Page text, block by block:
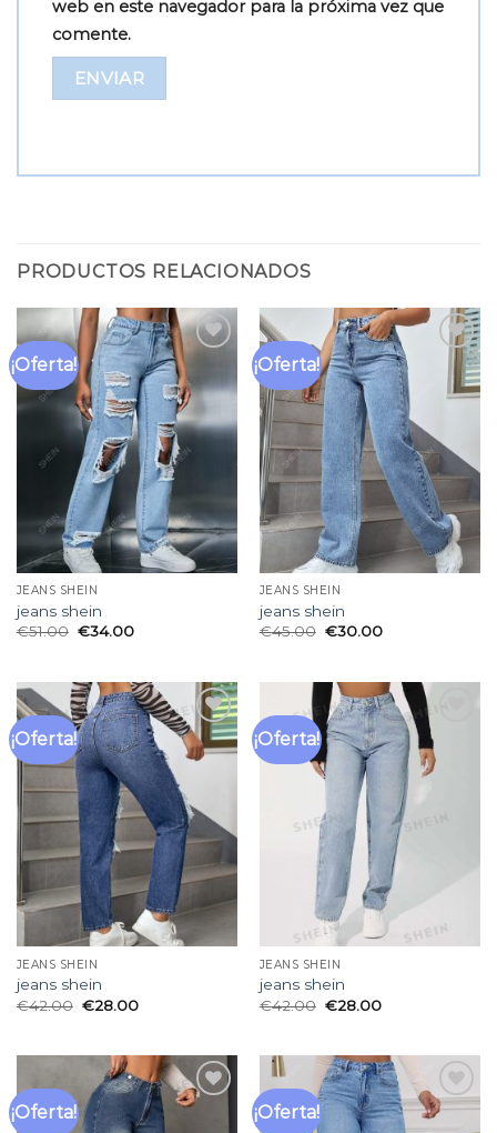
web en este navegador para la próxima vez que
comente.
PRODUCTOS RELACIONADOS
¡Oferta!
Añadir
lista
deseos
JEANS SHEIN
jeans shein
€51.00 €34.00
¡Oferta!
Añadir
lista
JEANS SHEIN
jeans shein
€45.00 €30.00
¡Oferta!
Añadir
a la
deseos
JEANS SHEIN
jeans shein
€42.00 €28.00
¡Oferta!
Añadir
JEANS SHEIN
jeans shein
€42.00 €28.00
¡Oferta!
Añadir
¡Oferta!
Añadir